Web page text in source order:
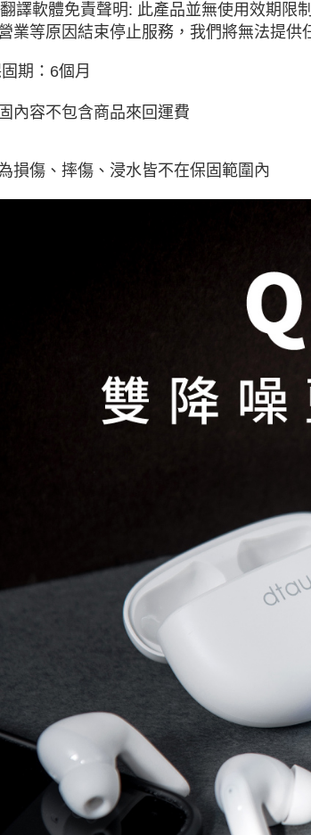
譯軟體免責聲明: 此產品並無使用效期限
業等原因結束停止服務，我們將無法提供
期：6個月
內容不包含商品來回運費
損傷、摔傷、浸水皆不在保固範圍內